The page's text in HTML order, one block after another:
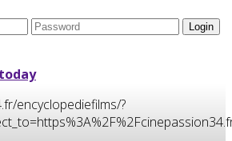
encyclopediefilms/?